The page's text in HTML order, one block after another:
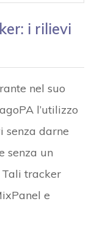
i rilievi
nel suo
l’utilizzo
senza darne
senza un
tracker
e